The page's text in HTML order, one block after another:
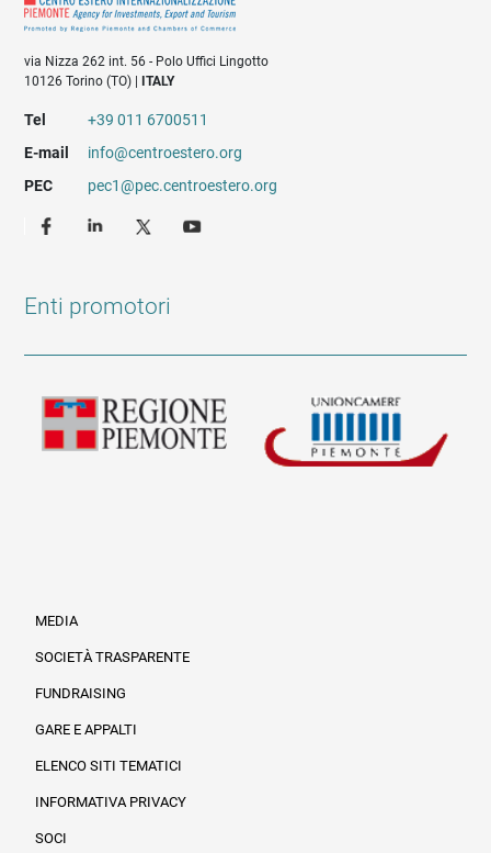
via Nizza 262 int. 56 - Polo Uffici Lingotto
10126 Torino (TO) |
ITALY
Tel
+39 011 6700511
E-mail
info@centroestero.org
PEC
pec1@pec.centroestero.org
Enti promotori
MEDIA
SOCIETÀ TRASPARENTE
FUNDRAISING
GARE E APPALTI
ELENCO SITI TEMATICI
INFORMATIVA PRIVACY
SOCI